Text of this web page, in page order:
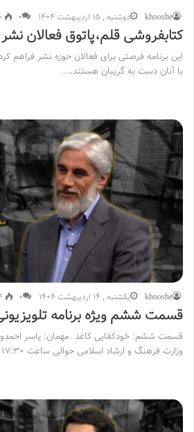
khooshe دوشنبه , 15 اردیبهشت 1404 ۰
کتابفروشی‌ قلم،پاتوق فعالان نشر
این برنامه فرصتی برای فعالان حوزه نشر فراهم
با آنان دست به گریبان هستند،…
khooshe یکشنبه , 14 اردیبهشت 1404 ۰
قسمت ششم ویژه برنامه
قسمت ششم: خودکفایی کاغذ مهمان: یاسر
وزارت فرهنگ و ارشاد اسلامی حوالی ساعت ۱۷:۳۰ از…